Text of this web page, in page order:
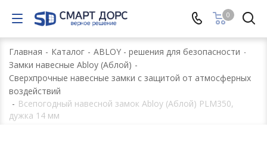
0
Главная - Каталог - ABLOY - решения для безопасности -
Замки навесные Abloy (Аблой) -
Сверхпрочные навесные замки с защитой от атмосферных
воздействий
- Всепогодный навесной замок Abloy (Аблой) PLM350,
дужка 14 мм